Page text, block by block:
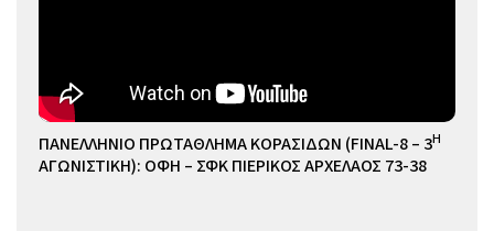
ΠΑΝΕΛΛΗΝΙΟ ΠΡΩΤΑΘΛΗΜΑ ΚΟΡΑΣΙΔΩΝ (FINAL-8 – 3Η
ΑΓΩΝΙΣΤΙΚΗ): ΟΦΗ – ΣΦΚ ΠΙΕΡΙΚΟΣ ΑΡΧΕΛΑΟΣ 73-38